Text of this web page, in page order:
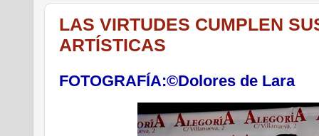
LAS VIRTUDES CUMPLEN
ARTÍSTICAS
FOTOGRAFÍA:©Dolores de Lara